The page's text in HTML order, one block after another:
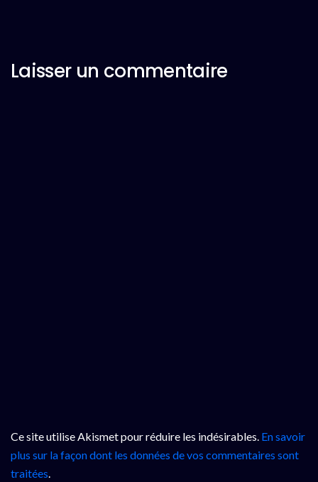
Laisser un commentaire
Ce site utilise Akismet pour réduire les indésirables. En savoir
plus sur la façon dont les données de vos commentaires sont
traitées.